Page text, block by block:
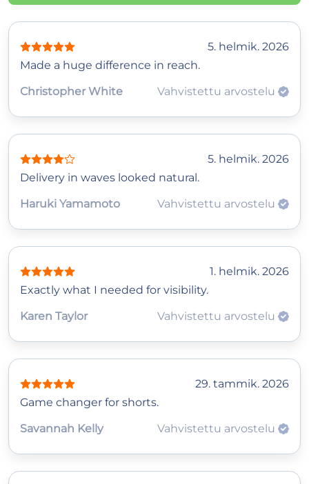
5. helmik. 2026
Made a huge difference in reach.
Christopher White
Vahvistettu arvostelu
5. helmik. 2026
Delivery in waves looked natural.
Haruki Yamamoto
Vahvistettu arvostelu
1. helmik. 2026
Exactly what I needed for visibility.
Karen Taylor
Vahvistettu arvostelu
29. tammik. 2026
Game changer for shorts.
Savannah Kelly
Vahvistettu arvostelu